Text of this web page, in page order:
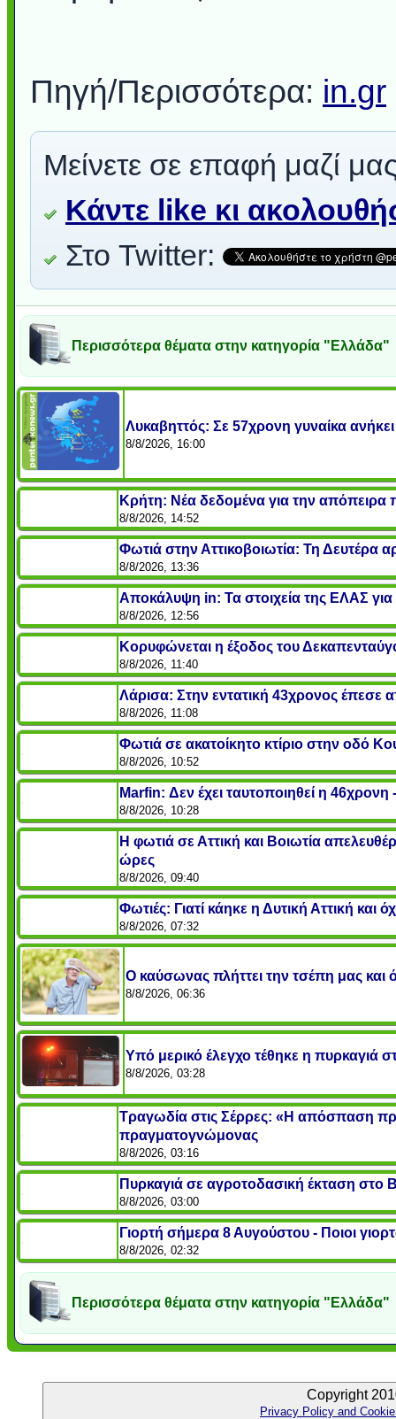
Πηγή/Περισσότερα: in.gr
Μείνετε σε επαφή μαζί
Κάντε like κι
Στο Twitter:
Περισσότερα θέματα στην κατηγορία "Ελλάδα"
Λυκαβηττός: Σε 57χρονη γυναίκα
8/8/2026, 16:00
Κρήτη: Νέα δεδομένα για την απόπειρα
8/8/2026, 14:52
Φωτιά στην Αττικοβοιωτία: Τη Δευτέρα
8/8/2026, 13:36
Αποκάλυψη in: Τα στοιχεία της ΕΛΑΣ για
8/8/2026, 12:56
Κορυφώνεται η έξοδος του
8/8/2026, 11:40
Λάρισα: Στην εντατική 43χρονος έπεσε
8/8/2026, 11:08
Φωτιά σε ακατοίκητο κτίριο στην οδό
8/8/2026, 10:52
Marfin: Δεν έχει ταυτοποιηθεί η 46χρονη
8/8/2026, 10:28
Η φωτιά σε Αττική και Βοιωτία
ώρες
8/8/2026, 09:40
Φωτιές: Γιατί κάηκε η Δυτική Αττική και
8/8/2026, 07:32
Ο καύσωνας πλήττει την τσέπη μας και
8/8/2026, 06:36
Υπό μερικό έλεγχο τέθηκε η πυρκαγιά
8/8/2026, 03:28
Τραγωδία στις Σέρρες: «Η απόσπαση
πραγματογνώμονας
8/8/2026, 03:16
Πυρκαγιά σε αγροτοδασική έκταση στο
8/8/2026, 03:00
Γιορτή σήμερα 8 Αυγούστου - Ποιοι
8/8/2026, 02:32
Περισσότερα θέματα στην κατηγορία "Ελλάδα"
Copyright
Privacy Policy and